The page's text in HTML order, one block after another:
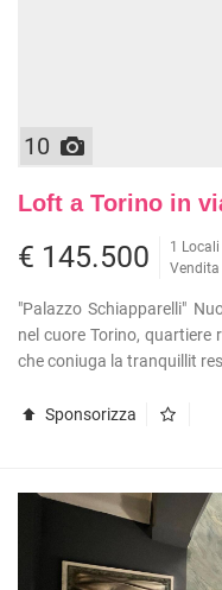
10
Loft a Torino in
€ 145.500
1 Locali
Vendita
"Palazzo Schiapparelli"
nel cuore Torino, quartiere
che coniuga la tranquillit
Sponsorizza